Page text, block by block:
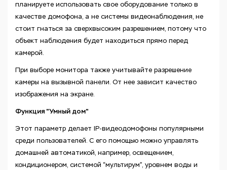
планируете использовать свое оборудование только в
качестве домофона, а не системы видеонаблюдения, не
стоит гнаться за сверхвысоким разрешением, потому что
объект наблюдения будет находиться прямо перед
камерой.
При выборе монитора также учитывайте разрешение
камеры на вызывной панели. От нее зависит качество
изображения на экране.
Функция "Умный дом"
Этот параметр делает IP-видеодомофоны популярными
среди пользователей. С его помощью можно управлять
домашней автоматикой, например, освещением,
кондиционером, системой “мультирум”, уровнем воды и